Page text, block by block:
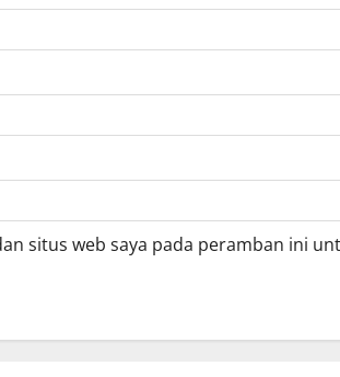
situs web saya pada peramban ini